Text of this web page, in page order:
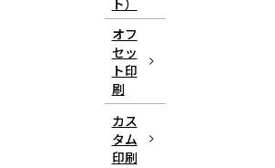
ト）
オフ
セッ
ト印
刷
カス
タム
印刷